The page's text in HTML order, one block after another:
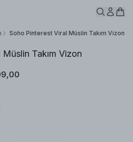
Soho Pinterest Viral Müslin Takım Vizon
Takım Vizon